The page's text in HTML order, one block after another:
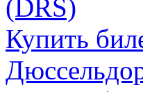
(DRS)
Купить